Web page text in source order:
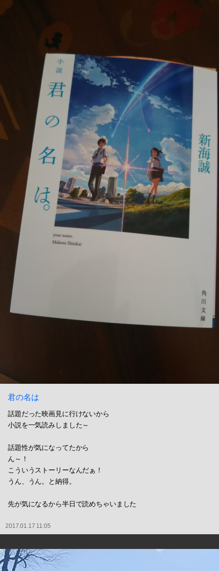
君の名は
話題だった映画見に行けないから
小説を一気読みしました～
話題性が気になってたから
ん～！
こういうストーリーなんだぁ！
うん、うん。と納得。
先が気になるから半日で読めちゃいました
2017.01.17 11:05